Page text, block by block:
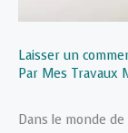
Laisser un
Par Mes Travaux
Dans le monde